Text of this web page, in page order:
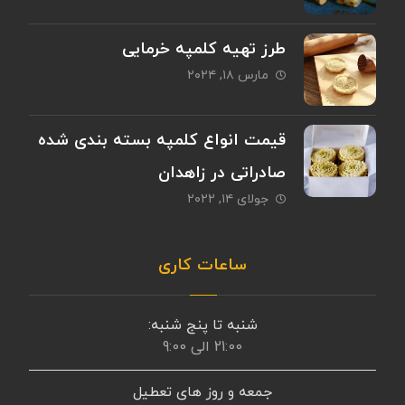
طرز تهیه کلمپه خرمایی
مارس ۱۸, ۲۰۲۴
قیمت انواع کلمپه بسته بندی شده
صادراتی در زاهدان
جولای ۱۴, ۲۰۲۲
ساعات کاری
شنبه تا پنج شنبه:
21:00 الی 9:00
جمعه و روز های تعطیل